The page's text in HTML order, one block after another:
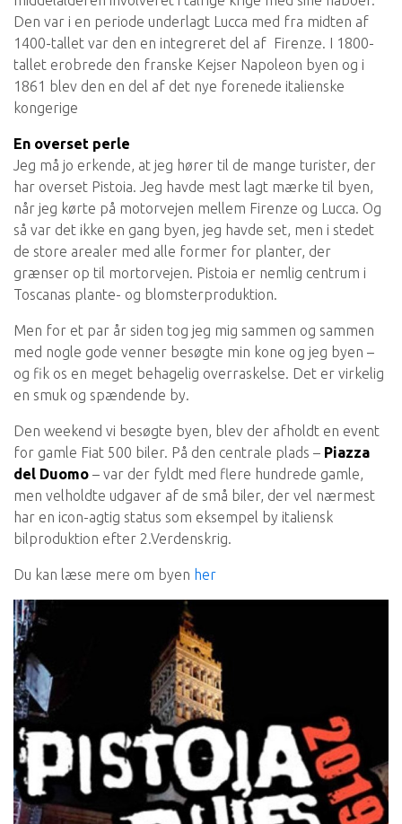
Den var i en periode underlagt Lucca med fra midten af
1400-tallet var den en integreret del af Firenze. I 1800-
tallet erobrede den franske Kejser Napoleon byen og i
1861 blev den en del af det nye forenede italienske
kongerige
En overset perle
Jeg må jo erkende, at jeg hører til de mange turister, der
har overset Pistoia. Jeg havde mest lagt mærke til byen,
når jeg kørte på motorvejen mellem Firenze og Lucca. Og
så var det ikke en gang byen, jeg havde set, men i stedet
de store arealer med alle former for planter, der
grænser op til mortorvejen. Pistoia er nemlig centrum i
Toscanas plante- og blomsterproduktion.
Men for et par år siden tog jeg mig sammen og sammen
med nogle gode venner besøgte min kone og jeg byen –
og fik os en meget behagelig overraskelse. Det er virkelig
en smuk og spændende by.
Den weekend vi besøgte byen, blev der afholdt en event
for gamle Fiat 500 biler. På den centrale plads – Piazza
del Duomo – var der fyldt med flere hundrede gamle,
men velholdte udgaver af de små biler, der vel nærmest
har en icon-agtig status som eksempel by italiensk
bilproduktion efter 2.Verdenskrig.
Du kan læse mere om byen her